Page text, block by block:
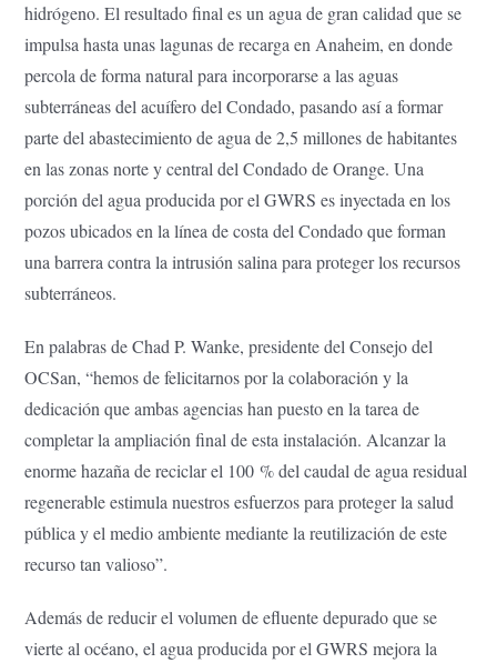
hidrógeno. El resultado final es un agua de gran calidad que se
impulsa hasta unas lagunas de recarga en Anaheim, en donde
percola de forma natural para incorporarse a las aguas
subterráneas del acuífero del Condado, pasando así a formar
parte del abastecimiento de agua de 2,5 millones de habitantes
en las zonas norte y central del Condado de Orange. Una
porción del agua producida por el GWRS es inyectada en los
pozos ubicados en la línea de costa del Condado que forman
una barrera contra la intrusión salina para proteger los recursos
subterráneos.
En palabras de Chad P. Wanke, presidente del Consejo del
OCSan, “hemos de felicitarnos por la colaboración y la
dedicación que ambas agencias han puesto en la tarea de
completar la ampliación final de esta instalación. Alcanzar la
enorme hazaña de reciclar el 100 % del caudal de agua residual
regenerable estimula nuestros esfuerzos para proteger la salud
pública y el medio ambiente mediante la reutilización de este
recurso tan valioso”.
Además de reducir el volumen de efluente depurado que se
vierte al océano, el agua producida por el GWRS mejora la